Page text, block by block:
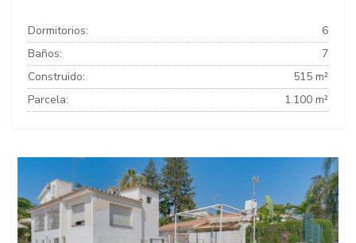
Dormitorios:
6
Baños:
7
Construido:
515 m²
Parcela:
1.100 m²